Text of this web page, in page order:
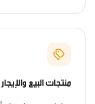
منتجات البيع والإيجار